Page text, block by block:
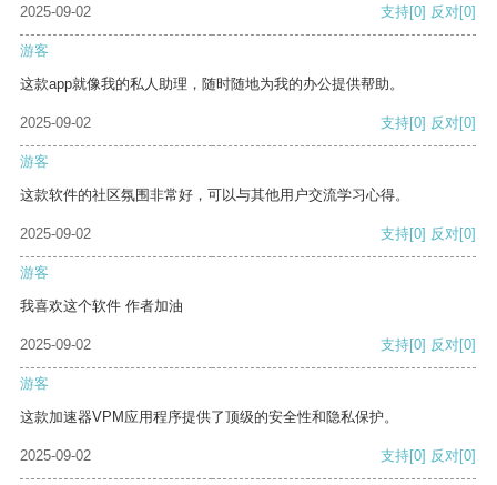
2025-09-02 支持[0] 反对[0]
游客
这款app就像我的私人助理，随时随地为我的办公提供帮助。
2025-09-02 支持[0] 反对[0]
游客
这款软件的社区氛围非常好，可以与其他用户交流学习心得。
2025-09-02 支持[0] 反对[0]
游客
我喜欢这个软件 作者加油
2025-09-02 支持[0] 反对[0]
游客
这款加速器VPM应用程序提供了顶级的安全性和隐私保护。
2025-09-02 支持[0] 反对[0]